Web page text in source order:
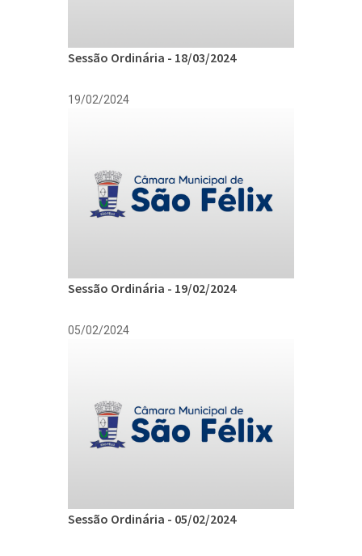
Sessão Ordinária - 18/03/2024
19/02/2024
Sessão Ordinária - 19/02/2024
05/02/2024
Sessão Ordinária - 05/02/2024